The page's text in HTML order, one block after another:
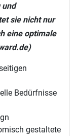
und
sie nicht nur
eine optimale
Bedürfnisse
gestaltete